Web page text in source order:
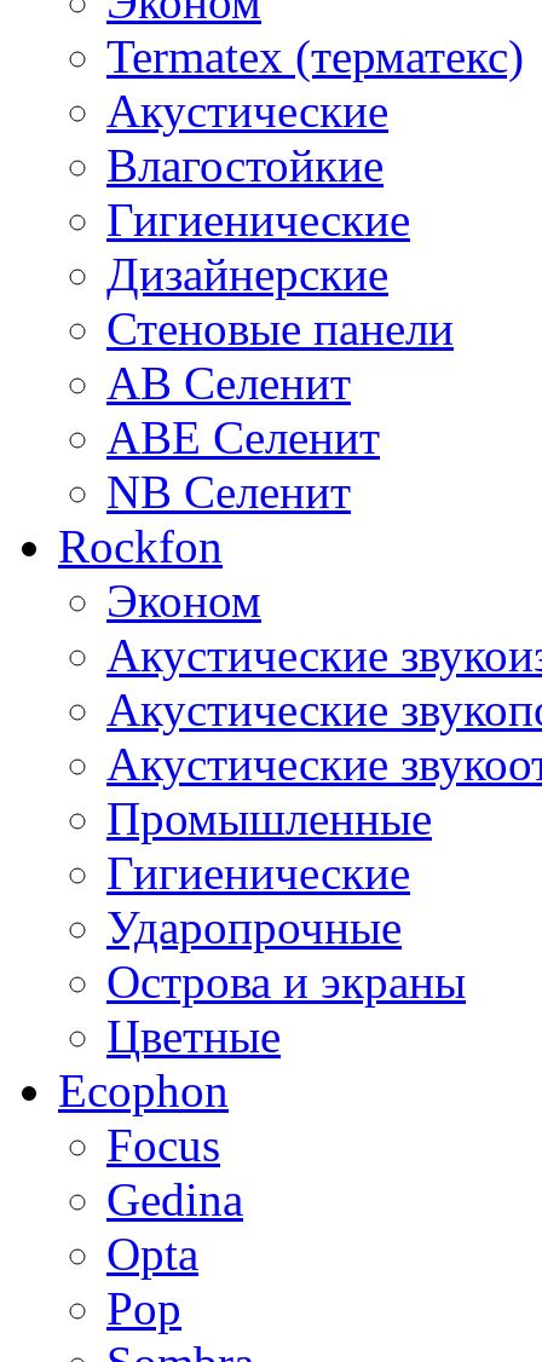
Termatex (терматекс)
Акустические
Влагостойкие
Гигиенические
Дизайнерские
Стеновые панели
AB Селенит
ABE Селенит
NB Селенит
Rockfon
Эконом
Акустические
Акустические
Акустические
Промышленные
Гигиенические
Ударопрочные
Острова и экраны
Цветные
Ecophon
Focus
Gedina
Opta
Pop